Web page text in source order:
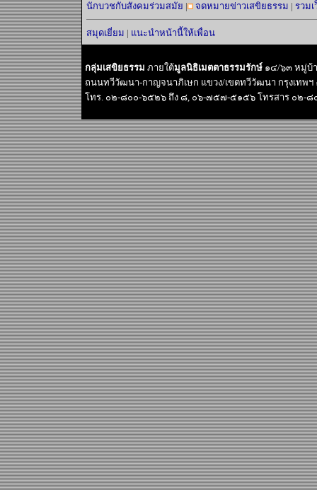
นักบวชกับสังคมร่วมสมัย | จดหมายข่าวเสขิยธรรม | รวม
สมุดเยี่ยม | แนะนำหน้านี้ให้เพื่อน
กลุ่มเสขิยธรรม ภายใต้มูลนิธิเมตตาธรรมรักษ์ ๑๔/๖๓ หมู่บ้
ถนนทวีวัฒนา-กาญจนาภิเษก แขวง/เขตทวีวัฒนา กรุงเทพฯ
โทร. ๐๒-๘๐๐-๖๕๒๖ ถึง ๘, ๐๖-๗๕๗-๕๑๕๖ โทรสาร ๐๒-